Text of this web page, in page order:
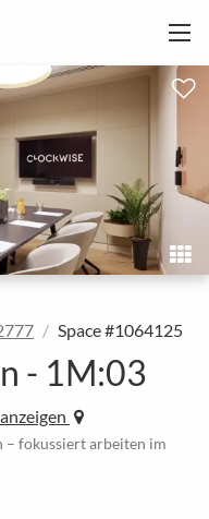
Space #1064125
- 1M:03
– fokussiert arbeiten im